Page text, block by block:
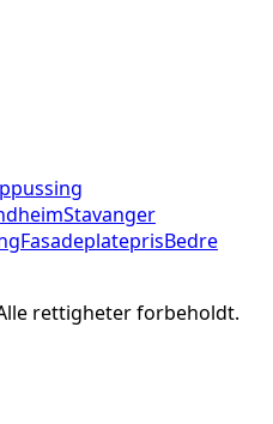
Stavanger
FasadeplateprisBedre
rettigheter forbeholdt.